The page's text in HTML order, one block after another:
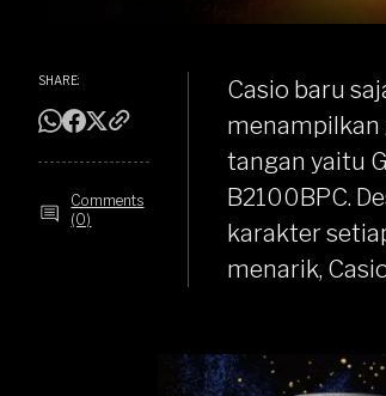
SHARE:
Comments
(0)
Casio baru
menampilkan
tangan yaitu
B2100BPC.
karakter
menarik,